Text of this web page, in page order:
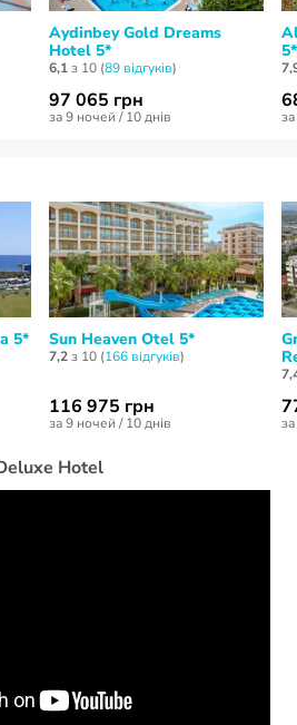
Hotel
Aydinbey Gold Dreams
Hotel 5*
6,1з 10 (89 відгуків)
97 065 грн
за 9 ночей / 10 днів
5*
5* Sun Heaven Otel 5*
7,2з 10 (166 відгуків)
116 975 грн
за 9 ночей / 10 днів